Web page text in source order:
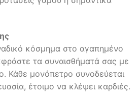
κόσμημα στο αγαπημένο
τα συναισθήματά σας με
Κάθε μονόπετρο συνοδεύεται
έτοιμο να κλέψει καρδιές.